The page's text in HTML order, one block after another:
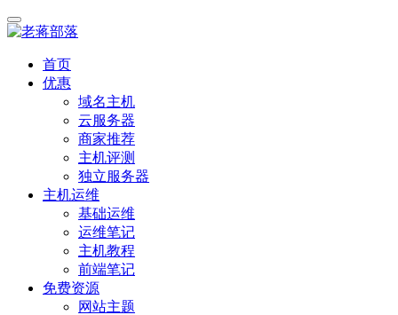
首页
优惠
域名主机
云服务器
商家推荐
主机评测
独立服务器
主机运维
基础运维
运维笔记
主机教程
前端笔记
免费资源
网站主题